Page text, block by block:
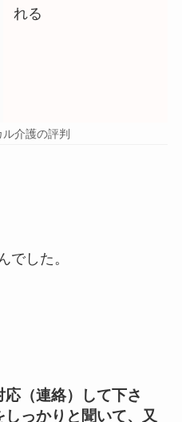
れる
介護の評判
でした。
（連絡）して下さ
しっかりと聞いて、又